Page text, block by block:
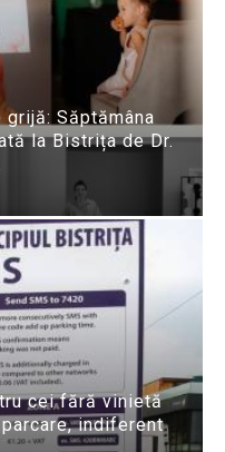
Săptămâna
la Bistrița de Dr.
cei fără vinietă
indiferent